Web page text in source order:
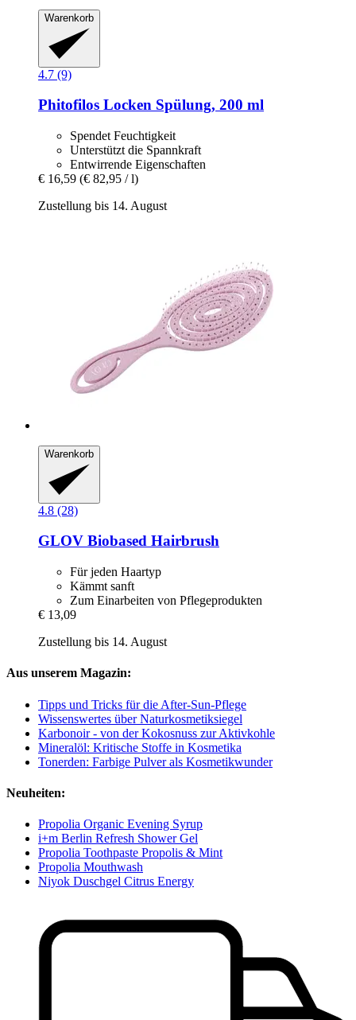
Warenkorb
4.7 (9)
Phitofilos Locken Spülung, 200 ml
Spendet Feuchtigkeit
Unterstützt die Spannkraft
Entwirrende Eigenschaften
€ 16,59 (€ 82,95 / l)
Zustellung bis 14. August
Warenkorb
4.8 (28)
GLOV Biobased Hairbrush
Für jeden Haartyp
Kämmt sanft
Zum Einarbeiten von Pflegeprodukten
€ 13,09
Zustellung bis 14. August
Aus unserem Magazin:
Tipps und Tricks für die After-Sun-Pflege
Wissenswertes über Naturkosmetiksiegel
Karbonoir - von der Kokosnuss zur Aktivkohle
Mineralöl: Kritische Stoffe in Kosmetika
Tonerden: Farbige Pulver als Kosmetikwunder
Neuheiten:
Propolia Organic Evening Syrup
i+m Berlin Refresh Shower Gel
Propolia Toothpaste Propolis & Mint
Propolia Mouthwash
Niyok Duschgel Citrus Energy